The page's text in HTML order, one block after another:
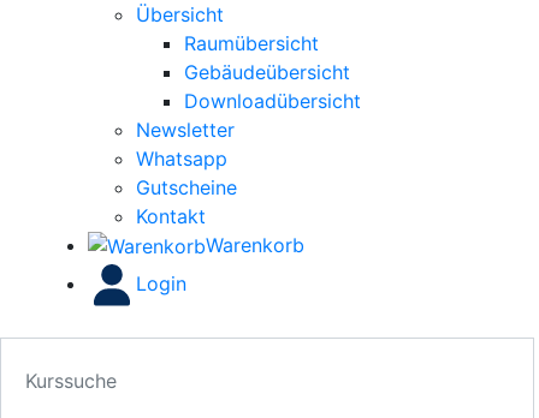
Übersicht
Raumübersicht
Gebäudeübersicht
Downloadübersicht
Newsletter
Whatsapp
Gutscheine
Kontakt
Warenkorb
Login